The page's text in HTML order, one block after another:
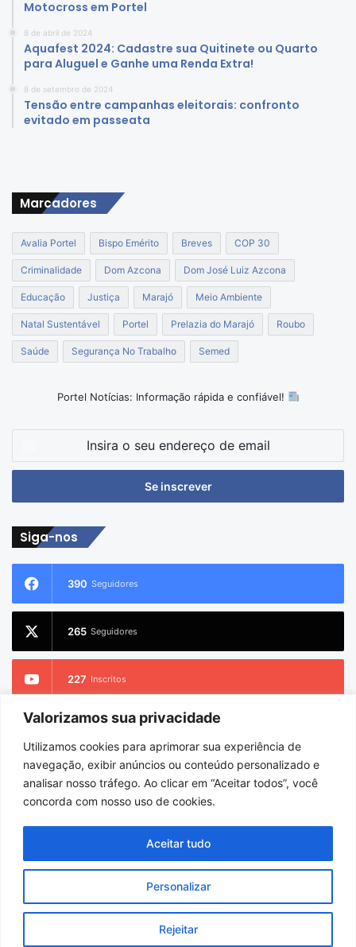
Valorizamos sua privacidade
Utilizamos cookies para aprimorar sua experiência de
navegação, exibir anúncios ou conteúdo personalizado e
analisar nosso tráfego. Ao clicar em “Aceitar todos”, você
concorda com nosso uso de cookies.
Personalizar
Rejeitar
Aceitar tudo
Motocross em Portel
8 de abril de 2024
Aquafest 2024: Cadastre sua Quitinete ou Quarto
para Aluguel e Ganhe uma Renda Extra!
8 de setembro de 2024
Tensão entre campanhas eleitorais: confronto
evitado em passeata
Marcadores
Avalia Portel Bispo Emérito Breves COP 30
Criminalidade Dom Azcona Dom José Luiz Azcona
Educação Justiça Marajó Meio Ambiente
Natal Sustentável Portel Prelazia do Marajó Roubo
Saúde Segurança No Trabalho Semed
Portel Notícias: Informação rápida e confiável!
seu
de
Siga-nos
390 Seguidores
265 Seguidores
227 Inscritos
2.733 Seguidores
© Copyright 2026Portel Notícias. Todos os direitos reservados |
Hospedado pori9 Digital
Facebook
X YouTube